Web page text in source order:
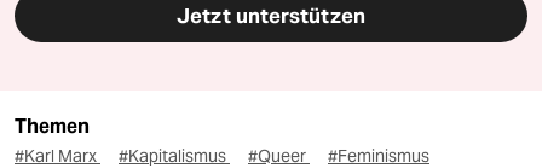
Jetzt unterstützen
Themen
#Karl Marx #Kapitalismus #Queer
#Feminismus